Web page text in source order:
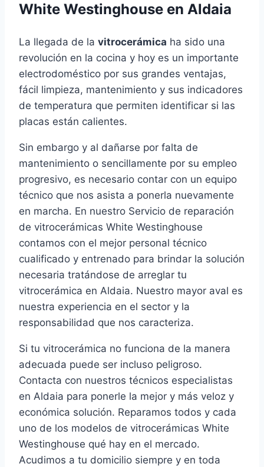
White Westinghouse en Aldaia
La llegada de la vitrocerámica ha sido una
revolución en la cocina y hoy es un importante
electrodoméstico por sus grandes ventajas,
fácil limpieza, mantenimiento y sus indicadores
de temperatura que permiten identificar si las
placas están calientes.
Sin embargo y al dañarse por falta de
mantenimiento o sencillamente por su empleo
progresivo, es necesario contar con un equipo
técnico que nos asista a ponerla nuevamente
en marcha. En nuestro Servicio de reparación
de vitrocerámicas White Westinghouse
contamos con el mejor personal técnico
cualificado y entrenado para brindar la solución
necesaria tratándose de arreglar tu
vitrocerámica en Aldaia. Nuestro mayor aval es
nuestra experiencia en el sector y la
responsabilidad que nos caracteriza.
Si tu vitrocerámica no funciona de la manera
adecuada puede ser incluso peligroso.
Contacta con nuestros técnicos especialistas
en Aldaia para ponerle la mejor y más veloz y
económica solución. Reparamos todos y cada
uno de los modelos de vitrocerámicas White
Westinghouse qué hay en el mercado.
Acudimos a tu domicilio siempre y en toda